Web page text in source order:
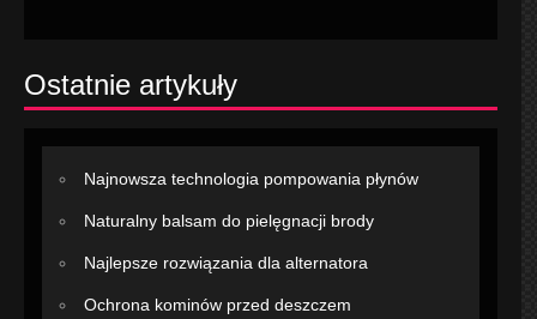
Ostatnie artykuły
Najnowsza technologia pompowania płynów
Naturalny balsam do pielęgnacji brody
Najlepsze rozwiązania dla alternatora
Ochrona kominów przed deszczem